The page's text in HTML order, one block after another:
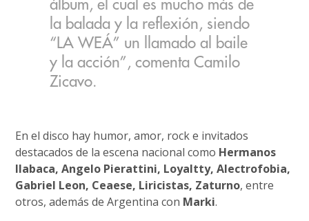
álbum, el cual es mucho más de
la balada y la reflexión, siendo
“LA WEÁ” un llamado al baile
y la acción”, comenta Camilo
Zicavo.
En el disco hay humor, amor, rock e invitados
destacados de la escena nacional como Hermanos
Ilabaca, Angelo Pierattini, Loyaltty, Alectrofobia,
Gabriel Leon, Ceaese, Liricistas, Zaturno, entre
otros, además de Argentina con Marki.